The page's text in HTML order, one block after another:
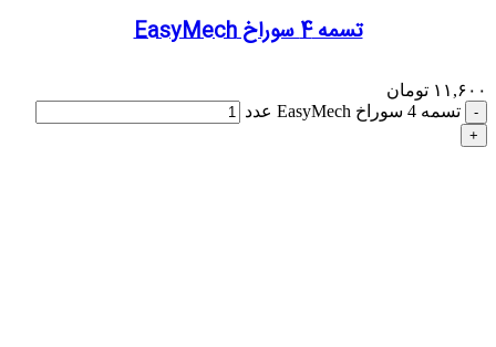
تسمه 4 سوراخ EasyMech
۱۱,۶۰۰ تومان
تسمه 4 سوراخ EasyMech عدد